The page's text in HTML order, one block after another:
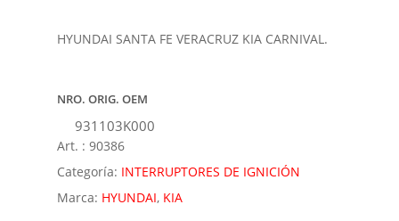
HYUNDAI SANTA FE VERACRUZ KIA CARNIVAL.
NRO. ORIG. OEM
931103K000
Art. : 90386
Categoría: INTERRUPTORES DE IGNICIÓN
Marca: HYUNDAI, KIA